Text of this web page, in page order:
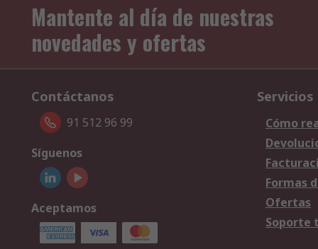
Mantente al día de nuestras
novedades y ofertas
Contáctanos
91 512 96 99
Síguenos
Aceptamos
Servicios
Cómo
Formas
Ofertas
Soporte